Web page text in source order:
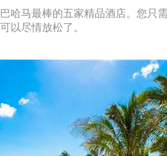
哈马最棒的五家精品酒店。您只
以尽情放松了。